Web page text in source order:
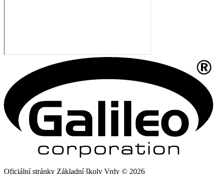
Oficiální stránky Základní školy Vrdy © 2026